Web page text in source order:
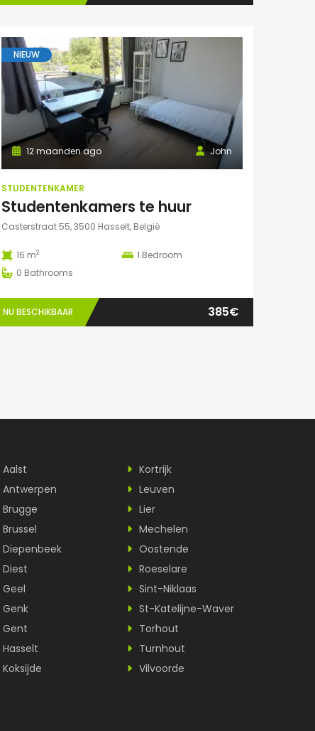
NIEUW
John
12 maanden ago
STUDENTENKAMER
Studentenkamers te huur
Casterstraat 55, 3500 Hasselt, België
16 m2 1 Bedroom
0 Bathrooms
NU BESCHIKBAAR 385€
Aalst
Antwerpen
Brugge
Brussel
Diepenbeek
Diest
Geel
Genk
Gent
Hasselt
Koksijde
Kortrijk
Leuven
Lier
Mechelen
Oostende
Roeselare
Sint-Niklaas
St-Katelijne-Waver
Torhout
Turnhout
Vilvoorde